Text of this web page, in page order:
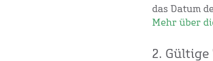
das Datum
Mehr über
2.